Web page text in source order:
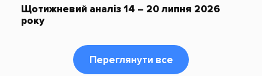
Щотижневий аналіз 14 – 20 липня 2026
року
Переглянути все